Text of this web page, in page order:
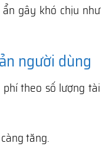
gây khó chịu như
người dùng
theo số lượng tài
tăng.